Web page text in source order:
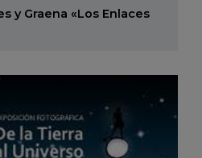
y Graena «Los Enlaces